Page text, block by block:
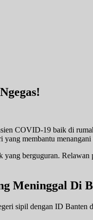
COVID-19 baik di
membantu menangani
berguguran.
Meninggal Di
sipil dengan ID